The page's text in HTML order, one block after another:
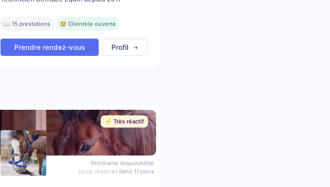
📖 15 prestations 🤩 Clientèle ouverte
Prendre rendez-vous Profil
⚡️ Très réactif
Prochaine disponibilité
(sous réserve) dans 11 jours